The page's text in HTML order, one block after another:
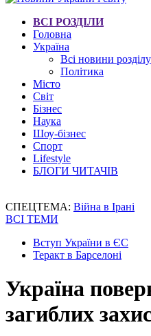
ВСІ РОЗДІЛИ
Головна
Україна
Всі новини розділу
Політика
Місто
Світ
Бізнес
Наука
Шоу-бізнес
Спорт
Lifestyle
БЛОГИ ЧИТАЧІВ
СПЕЦТЕМА: Війна в Ірані
ВСІ ТЕМИ
Вступ України в ЄС
Теракт в Барселоні
Україна
загиблих